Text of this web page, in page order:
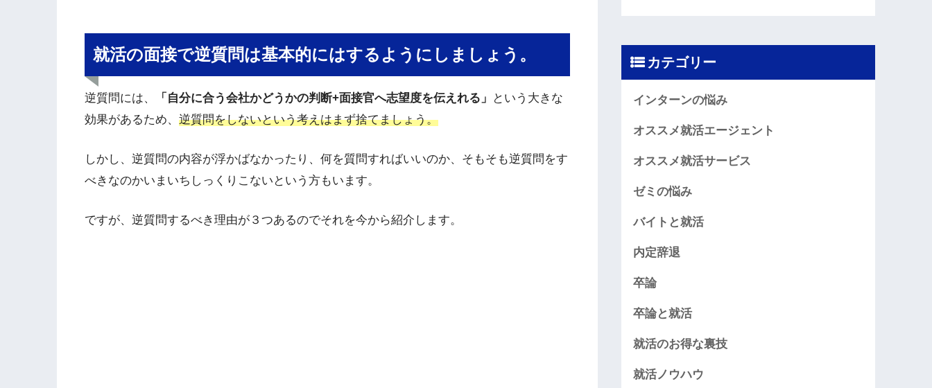
就活の面接で逆質問は基本的にはするようにしましょう。
逆質問には、 「自分に合う会社かどうかの判断+面接官へ志望度を伝えれる」
という大きな
効果があるため、 逆質問をしないという考えはまず捨てましょう。
しかし、逆質問の内容が浮かばなかったり、何を質問すればいいのか、そもそも逆質問をす
べきなのかいまいちしっくりこないという方もいます。
ですが、逆質問するべき理由が３つあるのでそれを今から紹介します。
カテゴリー
インターンの悩み
オススメ就活エージェント
オススメ就活サービス
ゼミの悩み
バイトと就活
内定辞退
卒論
卒論と就活
就活のお得な裏技
就活ノウハウ